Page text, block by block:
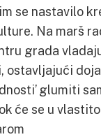
se nastavilo
Na marš
grada
ostavljajući
glumiti
će se u